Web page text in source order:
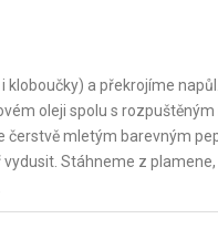
a překrojíme
oleji spolu s
mletým barevným
Stáhneme z